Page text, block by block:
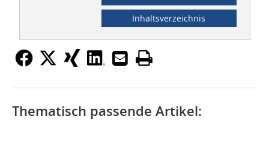
Inhaltsverzeichnis
Thematisch passende Artikel: